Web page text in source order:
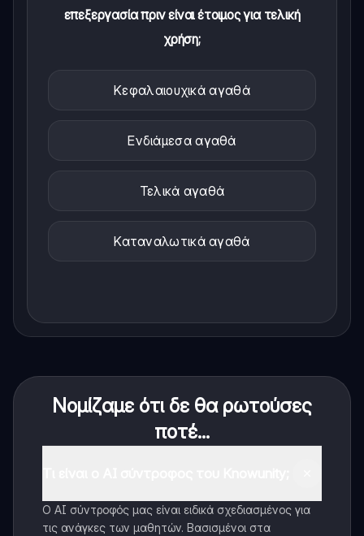
επεξεργασία πριν είναι έτοιμος για τελική
χρήση;
Κεφαλαιουχικά αγαθά
Ενδιάμεσα αγαθά
Τελικά αγαθά
Καταναλωτικά αγαθά
Νομίζαμε ότι δε θα ρωτούσες
ποτέ...
Ο AI σύντροφός μας είναι ειδικά σχεδιασμένος για
τις ανάγκες των μαθητών. Βασισμένοι στα